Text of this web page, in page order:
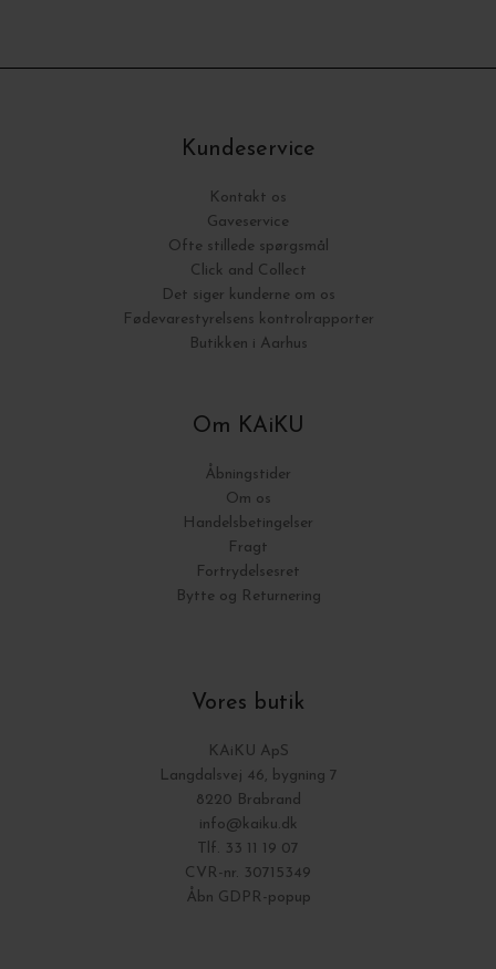
Kundeservice
Kontakt os
Gaveservice
Ofte stillede spørgsmål
Click and Collect
Det siger kunderne om os
Fødevarestyrelsens kontrolrapporter
Butikken i Aarhus
Om KAiKU
Åbningstider
Om os
Handelsbetingelser
Fragt
Fortrydelsesret
Bytte og Returnering
Vores butik
KAiKU ApS
Langdalsvej 46, bygning 7
8220 Brabrand
info@kaiku.dk
Tlf. 33 11 19 07
CVR-nr. 30715349
Åbn GDPR-popup